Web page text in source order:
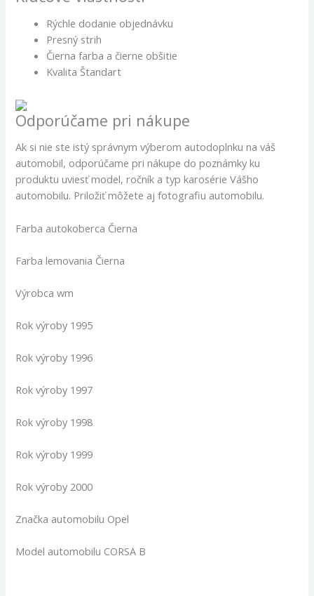
Rýchle dodanie objednávku
Presný strih
Čierna farba a čierne obšitie
Kvalita Štandart
Odporúčame pri nákupe
Ak si nie ste istý správnym výberom autodoplnku na váš
automobil, odporúčame pri nákupe do poznámky ku
produktu uviesť model, ročník a typ karosérie Vášho
automobilu. Priložiť môžete aj fotografiu automobilu.
Farba autokoberca Čierna
Farba lemovania Čierna
Výrobca wm
Rok výroby 1995
Rok výroby 1996
Rok výroby 1997
Rok výroby 1998
Rok výroby 1999
Rok výroby 2000
Značka automobilu Opel
Model automobilu CORSA B